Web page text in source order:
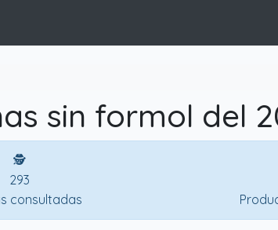
sin formol del
🕵
293
consultadas